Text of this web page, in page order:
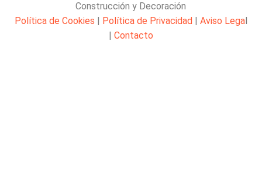
Construcción y Decoración
Política de Cookies
Política de Privacidad Aviso Legal
Contacto